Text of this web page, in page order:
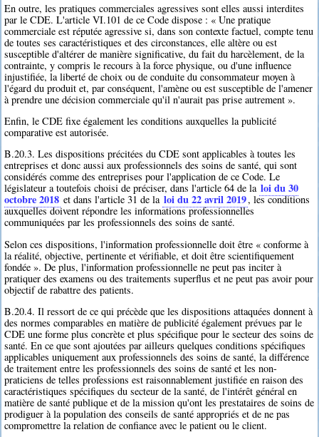
En outre, les pratiques commerciales agressives sont elles aussi interdites
par le CDE. L'article VI.101 de ce Code dispose : « Une pratique
commerciale est réputée agressive si, dans son contexte factuel, compte tenu
de toutes ses caractéristiques et des circonstances, elle altère ou est
susceptible d'altérer de manière significative, du fait du harcèlement, de la
contrainte, y compris le recours à la force physique, ou d'une influence
injustifiée, la liberté de choix ou de conduite du consommateur moyen à
l'égard du produit et, par conséquent, l'amène ou est susceptible de l'amener
à prendre une décision commerciale qu'il n'aurait pas prise autrement ».
Enfin, le CDE fixe également les conditions auxquelles la publicité
comparative est autorisée.
B.20.3. Les dispositions précitées du CDE sont applicables à toutes les
entreprises et donc aussi aux professionnels des soins de santé, qui sont
considérés comme des entreprises pour l'application de ce Code. Le
législateur a toutefois choisi de préciser, dans l'article 64 de la loi du 30
octobre 2018 et dans l'article 31 de la loi du 22 avril 2019, les conditions
auxquelles doivent répondre les informations professionnelles
communiquées par les professionnels des soins de santé.
Selon ces dispositions, l'information professionnelle doit être « conforme à
la réalité, objective, pertinente et vérifiable, et doit être scientifiquement
fondée ». De plus, l'information professionnelle ne peut pas inciter à
pratiquer des examens ou des traitements superflus et ne peut pas avoir pour
objectif de rabattre des patients.
B.20.4. Il ressort de ce qui précède que les dispositions attaquées donnent à
des normes comparables en matière de publicité également prévues par le
CDE une forme plus concrète et plus spécifique pour le secteur des soins de
santé. En ce que sont ajoutées par ailleurs quelques conditions spécifiques
applicables uniquement aux professionnels des soins de santé, la différence
de traitement entre les professionnels des soins de santé et les non-
praticiens de telles professions est raisonnablement justifiée en raison des
caractéristiques spécifiques du secteur de la santé, de l'intérêt général en
matière de santé publique et de la mission qu'ont les prestataires de soins de
prodiguer à la population des conseils de santé appropriés et de ne pas
compromettre la relation de confiance avec le patient ou le client.